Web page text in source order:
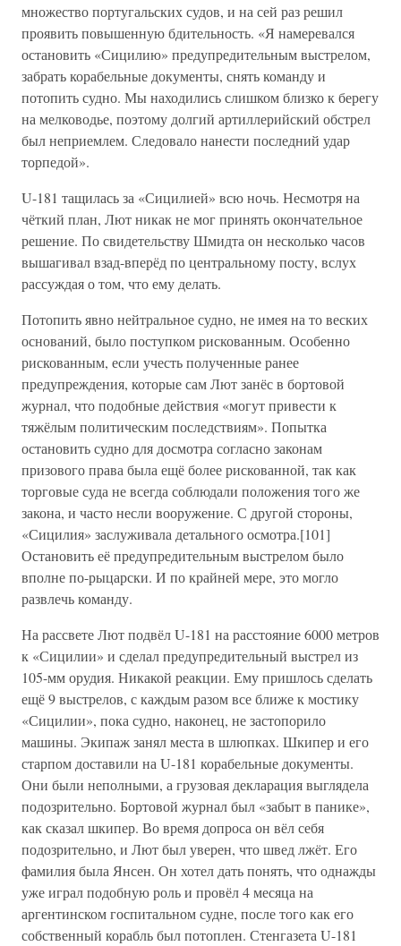
множество португальских судов, и на сей раз решил
проявить повышенную бдительность. «Я намеревался
остановить «Сицилию» предупредительным выстрелом,
забрать корабельные документы, снять команду и
потопить судно. Мы находились слишком близко к берегу
на мелководье, поэтому долгий артиллерийский обстрел
был неприемлем. Следовало нанести последний удар
торпедой».
U-181 тащилась за «Сицилией» всю ночь. Несмотря на
чёткий план, Лют никак не мог принять окончательное
решение. По свидетельству Шмидта он несколько часов
вышагивал взад-вперёд по центральному посту, вслух
рассуждая о том, что ему делать.
Потопить явно нейтральное судно, не имея на то веских
оснований, было поступком рискованным. Особенно
рискованным, если учесть полученные ранее
предупреждения, которые сам Лют занёс в бортовой
журнал, что подобные действия «могут привести к
тяжёлым политическим последствиям». Попытка
остановить судно для досмотра согласно законам
призового права была ещё более рискованной, так как
торговые суда не всегда соблюдали положения того же
закона, и часто несли вооружение. С другой стороны,
«Сицилия» заслуживала детального осмотра.[101]
Остановить её предупредительным выстрелом было
вполне по-рыцарски. И по крайней мере, это могло
развлечь команду.
На рассвете Лют подвёл U-181 на расстояние 6000 метров
к «Сицилии» и сделал предупредительный выстрел из
105-мм орудия. Никакой реакции. Ему пришлось сделать
ещё 9 выстрелов, с каждым разом все ближе к мостику
«Сицилии», пока судно, наконец, не застопорило
машины. Экипаж занял места в шлюпках. Шкипер и его
старпом доставили на U-181 корабельные документы.
Они были неполными, а грузовая декларация выглядела
подозрительно. Бортовой журнал был «забыт в панике»,
как сказал шкипер. Во время допроса он вёл себя
подозрительно, и Лют был уверен, что швед лжёт. Его
фамилия была Янсен. Он хотел дать понять, что однажды
уже играл подобную роль и провёл 4 месяца на
аргентинском госпитальном судне, после того как его
собственный корабль был потоплен. Стенгазета U-181